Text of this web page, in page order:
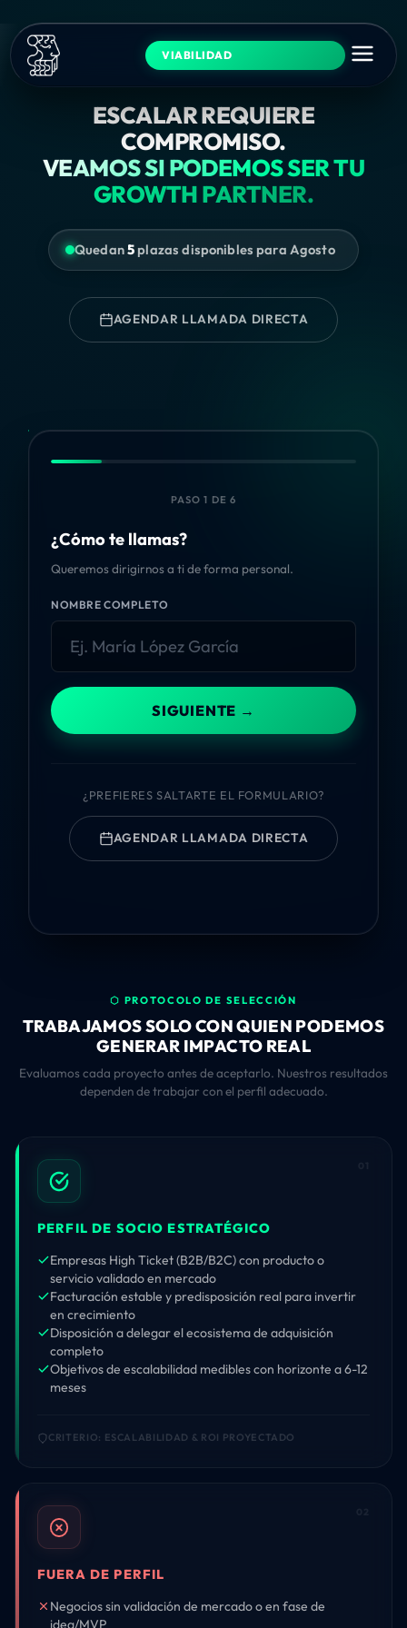
VIABILIDAD
ESCALAR REQUIERE
COMPROMISO.
VEAMOS SI PODEMOS SER TU
GROWTH PARTNER.
Quedan5plazas disponibles para Agosto
AGENDAR LLAMADA DIRECTA
PASO 1 DE 6
¿Cómo te llamas?
Queremos dirigirnos a ti de forma personal.
NOMBRE COMPLETO
SIGUIENTE →
¿PREFIERES SALTARTE EL FORMULARIO?
AGENDAR LLAMADA DIRECTA
⬡ PROTOCOLO DE SELECCIÓN
TRABAJAMOS SOLO CON QUIEN PODEMOS
GENERAR IMPACTO REAL
Evaluamos cada proyecto antes de aceptarlo. Nuestros resultados
dependen de trabajar con el perfil adecuado.
PERFIL DE SOCIO ESTRATÉGICO
Empresas High Ticket (B2B/B2C) con producto o
servicio validado en mercado
Facturación estable y predisposición real para invertir
en crecimiento
Disposición a delegar el ecosistema de adquisición
completo
Objetivos de escalabilidad medibles con horizonte a 6-12
meses
CRITERIO: ESCALABILIDAD & ROI PROYECTADO
FUERA DE PERFIL
Negocios sin validación de mercado o en fase de
idea/MVP